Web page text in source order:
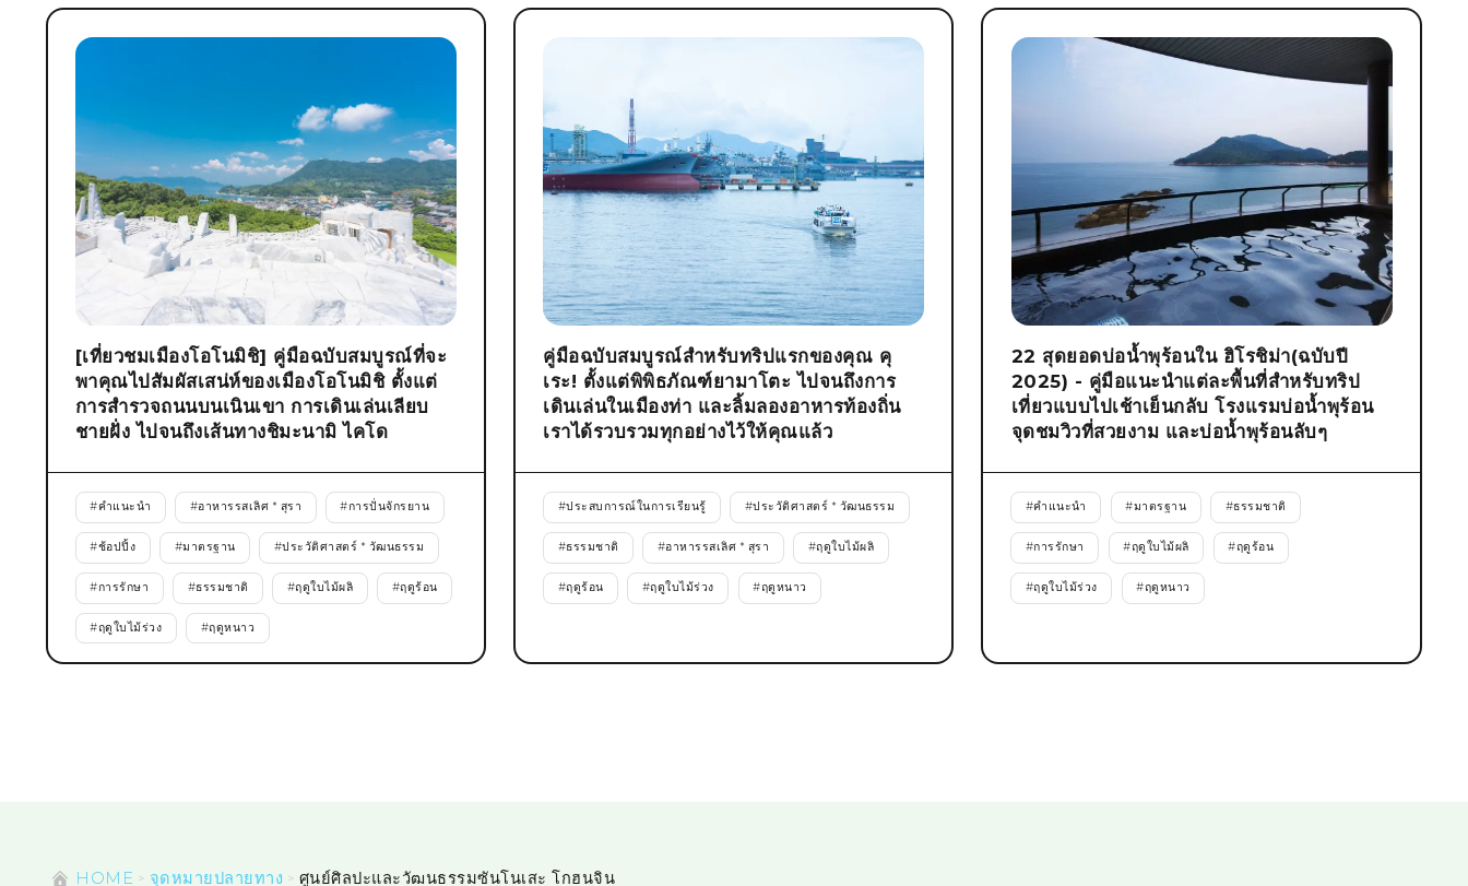
[เที่ยวชมเมืองโอโนมิชิ] คู่มือฉบับสมบูรณ์ที่จะ
พาคุณไปสัมผัสเสน่ห์ของเมืองโอโนมิชิ ตั้งแต่
การสำรวจถนนบนเนินเขา การเดินเล่นเลียบ
ชายฝั่ง ไปจนถึงเส้นทางชิมะนามิ ไคโด
#คำแนะนำ #อาหารรสเลิศ * สุรา #การปั่นจักรยาน
#ช้อปปิ้ง #มาตรฐาน #ประวัติศาสตร์ * วัฒนธรรม
#การรักษา #ธรรมชาติ #ฤดูใบไม้ผลิ #ฤดูร้อน
#ฤดูใบไม้ร่วง #ฤดูหนาว
คู่มือฉบับสมบูรณ์สำหรับทริปแรกของคุณ คุ
เระ! ตั้งแต่พิพิธภัณฑ์ยามาโตะ ไปจนถึงการ
เดินเล่นในเมืองท่า และลิ้มลองอาหารท้องถิ่น
เราได้รวบรวมทุกอย่างไว้ให้คุณแล้ว
#ประสบการณ์ในการเรียนรู้ #ประวัติศาสตร์ * วัฒนธรรม
#ธรรมชาติ #อาหารรสเลิศ * สุรา #ฤดูใบไม้ผลิ
#ฤดูร้อน #ฤดูใบไม้ร่วง #ฤดูหนาว
22 สุดยอดบ่อน้ำพุร้อนใน ฮิโรชิม่า(ฉบับปี
2025) - คู่มือแนะนำแต่ละพื้นที่สำหรับทริป
เที่ยวแบบไปเช้าเย็นกลับ โรงแรมบ่อน้ำพุร้อน
จุดชมวิวที่สวยงาม และบ่อน้ำพุร้อนลับๆ
#คำแนะนำ #มาตรฐาน #ธรรมชาติ
#การรักษา #ฤดูใบไม้ผลิ #ฤดูร้อน
#ฤดูใบไม้ร่วง #ฤดูหนาว
HOME จุดหมายปลายทาง ศูนย์ศิลปะและวัฒนธรรมซันโนเสะ โกฮนจิน